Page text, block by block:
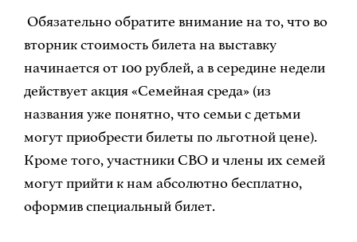
Обязательно обратите внимание на то, что во
вторник стоимость билета на выставку
начинается от 100 рублей, а в середине недели
действует акция «Семейная среда» (из
названия уже понятно, что семьи с детьми
могут приобрести билеты по льготной цене).
Кроме того, участники СВО и члены их семей
могут прийти к нам абсолютно бесплатно,
оформив специальный билет.